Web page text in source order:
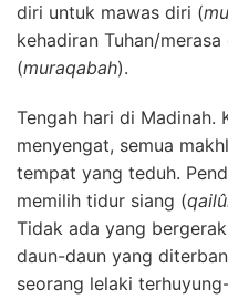
diri untuk mawas diri (
kehadiran Tuhan/
(muraqabah).
Tengah hari di Madinah.
menyengat, semua
tempat yang teduh.
memilih tidur siang (
Tidak ada yang
daun-daun yang
seorang lelaki